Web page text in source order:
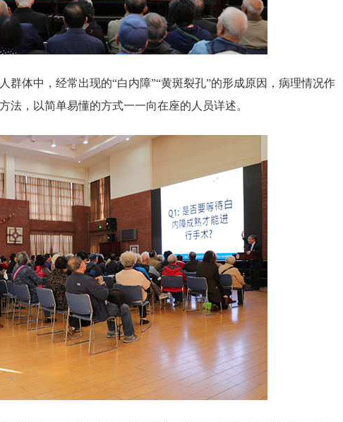
体中，经常出现的“白内障”“黄斑裂孔”的形成原因，病理情况作
法，以简单易懂的方式一一向在座的人员详述。